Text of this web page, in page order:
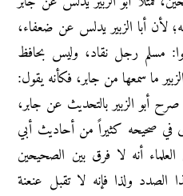
لأن أبا الزبير يدلس عن ضعفاء،
مسلم رجل نقاد، وليس بحافظ
ما سمعها من جابر، فكأنه يقول:
أبو الزبير بالتحديث عن جابر،
في صحيحه كثيراً من أحاديث أبي
أنه لا فرق بين الصحيحين
ولذا فإنه لا تقبل عنعنة